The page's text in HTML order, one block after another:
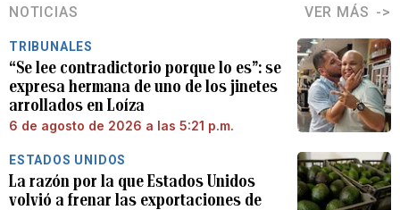
NOTICIAS VER MÁS
TRIBUNALES
“Se lee contradictorio porque lo es”: se
expresa hermana de uno de los jinetes
arrollados en Loíza
6 de agosto de 2026 a las 5:21 p.m.
ESTADOS UNIDOS
La razón por la que Estados Unidos
volvió a frenar las exportaciones de